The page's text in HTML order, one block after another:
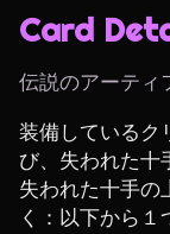
Card
伝説のアーテ
装備しているク
び、失われた十
失われた十手の
く：以下から１